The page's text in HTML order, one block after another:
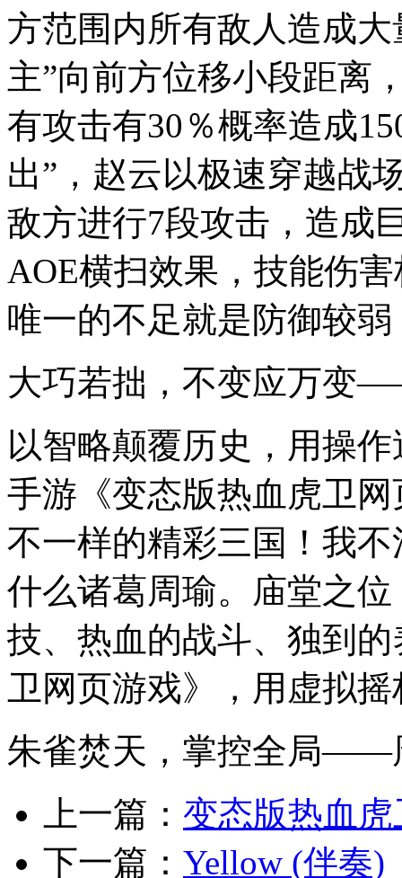
方范围内所有敌人造成
主”向前方位移小段距离
有攻击有30％概率造成
出”，赵云以极速穿越战
敌方进行7段攻击，造成
AOE横扫效果，技能伤
唯一的不足就是防御较
大巧若拙，不变应万变
以智略颠覆历史，用操
手游《变态版热血虎卫
不一样的精彩三国！我
什么诸葛周瑜。庙堂之
技、热血的战斗、独到
卫网页游戏》，用虚拟
朱雀焚天，掌控全局——
上一篇： 变态版热血
下一篇： Yellow (伴奏)